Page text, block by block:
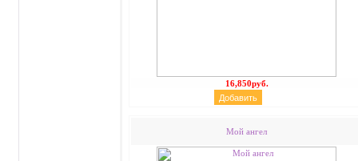
16,850руб.
Мой ангел